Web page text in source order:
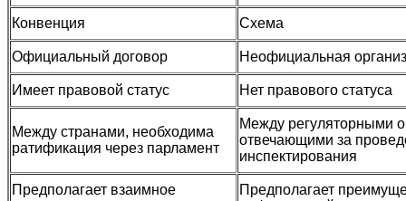
Конвенция Схема
Официальный договор Неофициальная
Имеет правовой статус Нет правового статуса
Между странами, необходима
ратификация через парламент
Между регуляторными
отвечающими за
инспектирования
Предполагает взаимное
Предполагает